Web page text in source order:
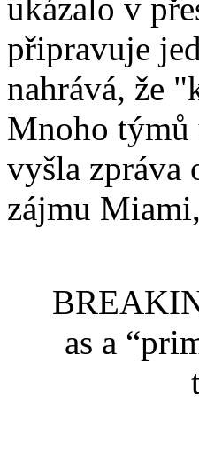
ukázalo v
připravuje
nahrává, že
Mnoho týmů
vyšla zpráva
zájmu
as a